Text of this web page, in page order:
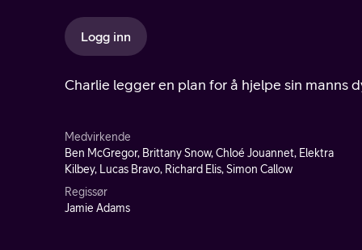
Logg inn
Charlie legger en plan for å hjelpe sin manns
Medvirkende
Ben McGregor, Brittany Snow, Chloé Jouannet, Elektra
Kilbey, Lucas Bravo, Richard Elis, Simon Callow
Regissør
Jamie Adams